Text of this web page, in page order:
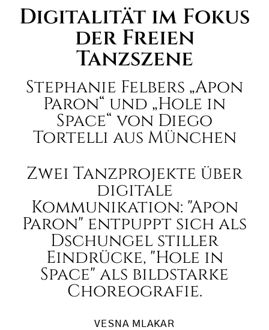
Digitalität im Fokus
der Freien
Tanzszene
Stephanie Felbers „Apon
Paron“ und „Hole in
Space“ von Diego
Tortelli aus München
Zwei Tanzprojekte über
digitale
Kommunikation: "Apon
Paron" entpuppt sich als
Dschungel stiller
Eindrücke, "Hole in
Space" als bildstarke
Choreografie.
VESNA MLAKAR